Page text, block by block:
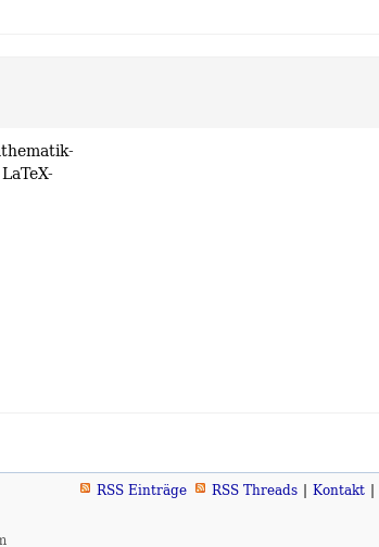
RSS Einträge RSS Threads Kontakt